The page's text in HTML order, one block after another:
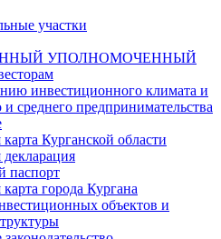
участки
УПОЛНОМОЧЕННЫЙ
инвестиционного климата и
среднего предпринимательства
Курганской области
паспорт
города Кургана
объектов и